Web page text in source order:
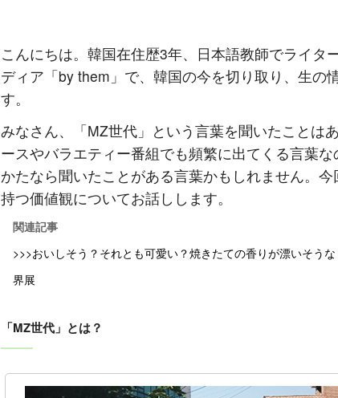
こんにちは。韓国在住歴3年、日本語教師でライタ
ディア「by them」で、韓国の今を切り取り、生の
す。
みなさん、「MZ世代」という言葉を聞いたことは
ースやバラエティー番組でも頻繁に出てくる言葉
かたなら聞いたことがある言葉かもしれません。
持つ価値観についてお話しします。
関連記事
>>>おいしそう？それとも可愛い？焼きたての香りが漂いそう
界展
「MZ世代」とは？